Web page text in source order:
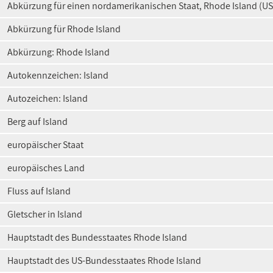
Abkürzung für einen nordamerikanischen Staat, Rhode Island
Abkürzung für Rhode Island
Abkürzung: Rhode Island
Autokennzeichen: Island
Autozeichen: Island
Berg auf Island
europäischer Staat
europäisches Land
Fluss auf Island
Gletscher in Island
Hauptstadt des Bundesstaates Rhode Island
Hauptstadt des US-Bundesstaates Rhode Island